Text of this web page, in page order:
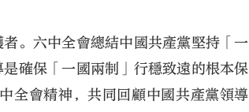
。六中全會總結中國共產黨堅持「一
確保「一國兩制」行穩致遠的根本保
全會精神，共同回顧中國共產黨領導